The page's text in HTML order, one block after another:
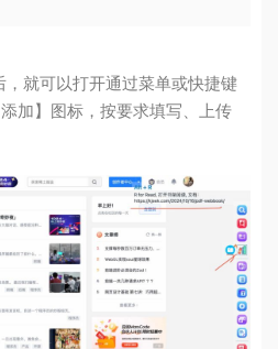
，就可以打开通过菜单或快捷键
加】图标，按要求填写、上传